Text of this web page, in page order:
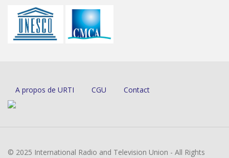
A propos de URTI CGU Contact
© 2025 International Radio and Television Union - All Rights